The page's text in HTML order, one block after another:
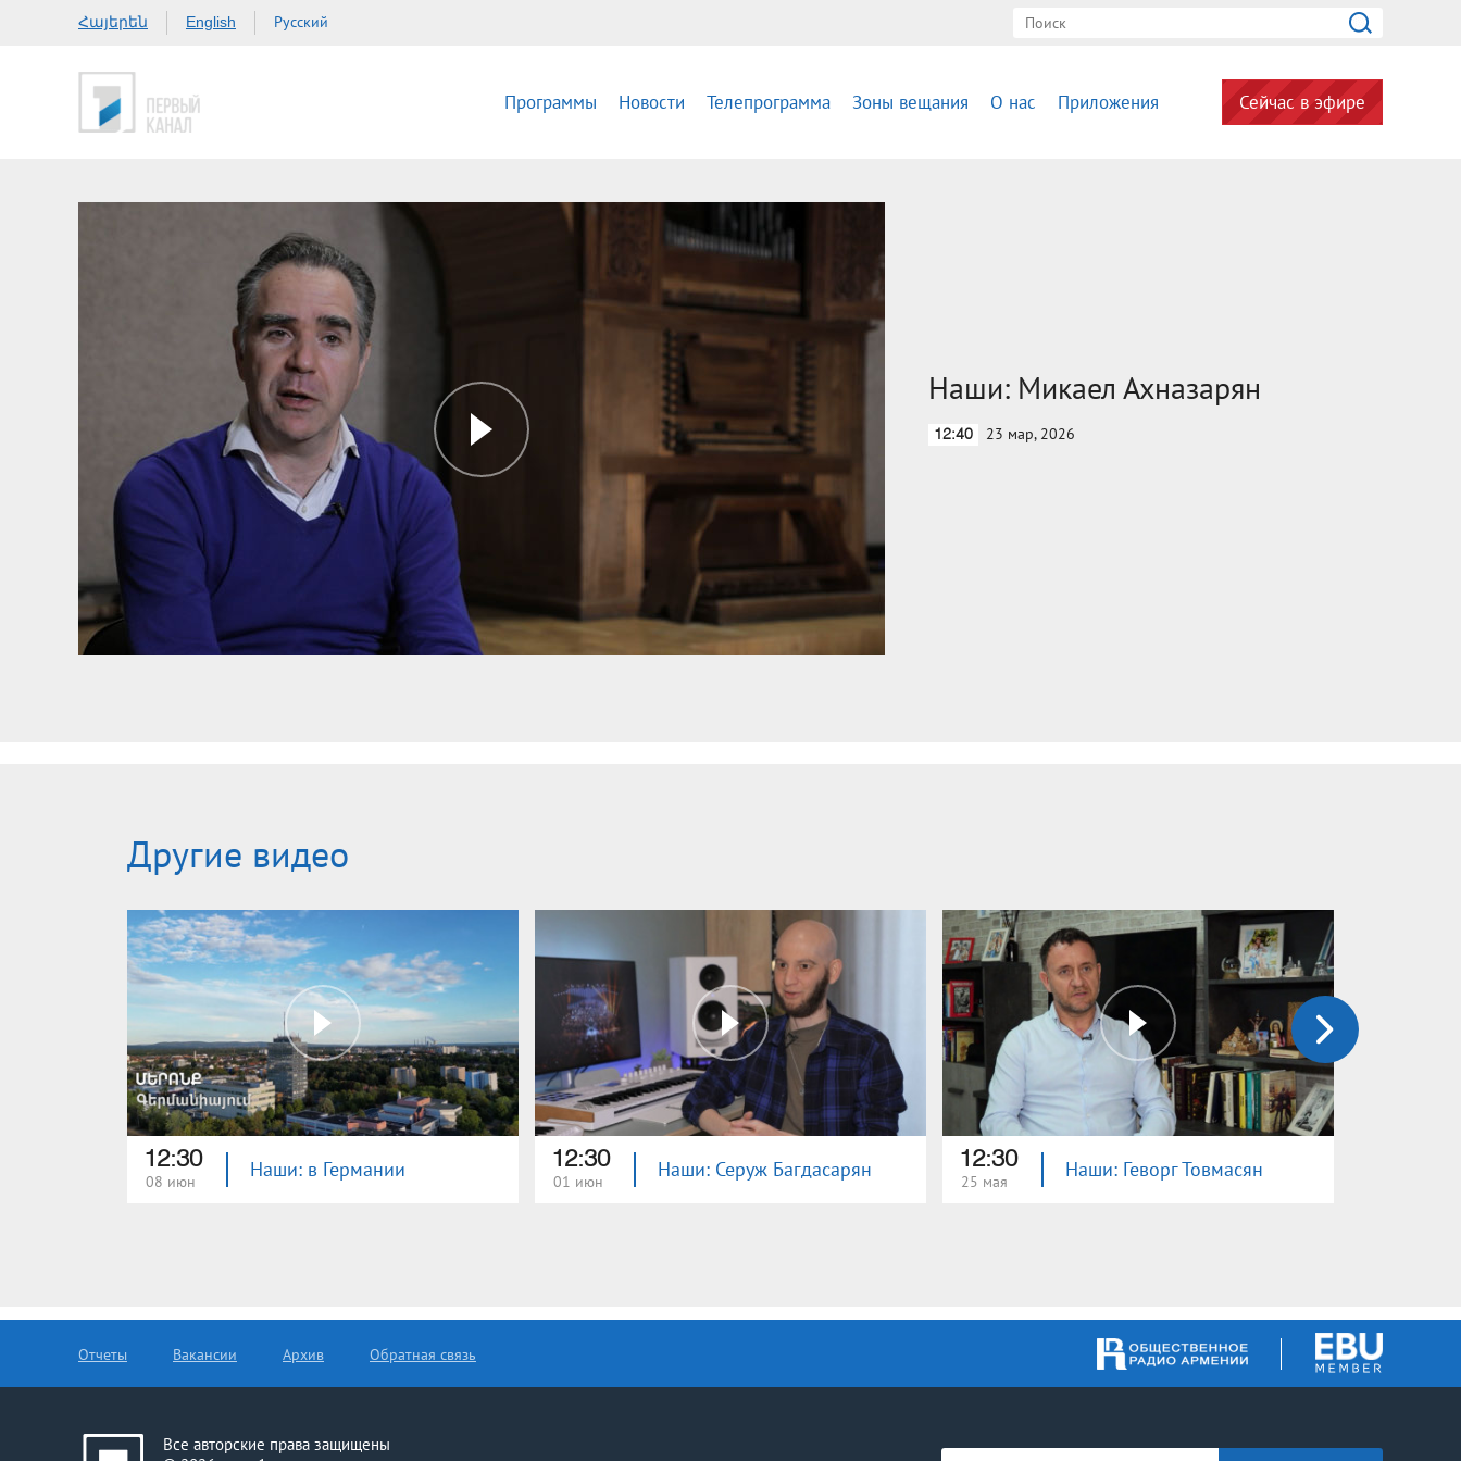
Հայերեն English Русский
Программы Новости Телепрограмма Зоны вещания О нас Приложения Сейчас в эфире
Наши: Микаел Ахназарян
12:40 23 мар, 2026
Другие видео
12:30
08 июн Наши: в Германии 12:30
01 июн Наши: Серуж Багдасарян 12:30
25 мая Наши: Геворг Товмасян
Отчеты Вакансии Архив Обратная связь
Все авторские права защищены